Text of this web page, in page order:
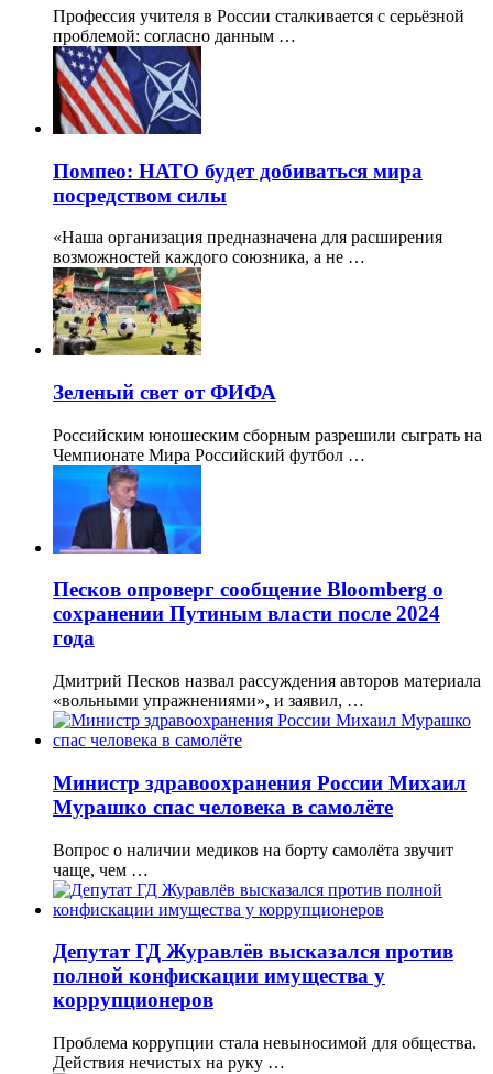
Профессия учителя в России сталкивается с серьёзной
проблемой: согласно данным …
Помпео: НАТО будет добиваться мира
посредством силы
«Наша организация предназначена для расширения
возможностей каждого союзника, а не …
Зеленый свет от ФИФА
Российским юношеским сборным разрешили сыграть на
Чемпионате Мира Российский футбол …
Песков опроверг сообщение Bloomberg о
сохранении Путиным власти после 2024
года
Дмитрий Песков назвал рассуждения авторов материала
«вольными упражнениями», и заявил, …
Министр здравоохранения России Михаил
Мурашко спас человека в самолёте
Вопрос о наличии медиков на борту самолёта звучит
чаще, чем …
Депутат ГД Журавлёв высказался против
полной конфискации имущества у
коррупционеров
Проблема коррупции стала невыносимой для общества.
Действия нечистых на руку …